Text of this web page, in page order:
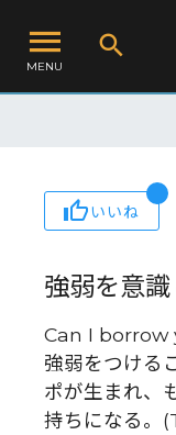
MENU
いいね
強弱を意
Can I borrow
強弱をつける
ポが生まれ、
持ちになる。